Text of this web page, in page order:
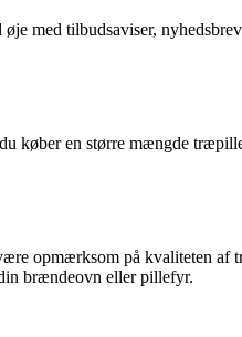
med tilbudsaviser,
køber en større mængde
opmærksom på kvaliteten
brændeovn eller pillefyr.